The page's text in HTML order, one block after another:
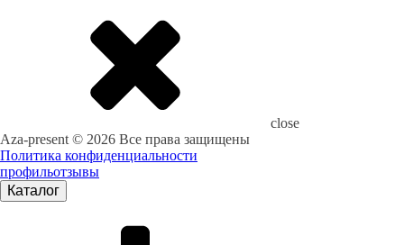
close
Aza-present © 2026 Все права защищены
Политика конфиденциальности
профильотзывы
Каталог